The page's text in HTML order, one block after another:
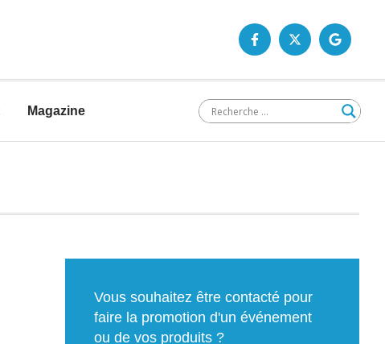
Magazine
Vous souhaitez être contacté pour
faire la promotion d'un événement
ou de vos produits ?